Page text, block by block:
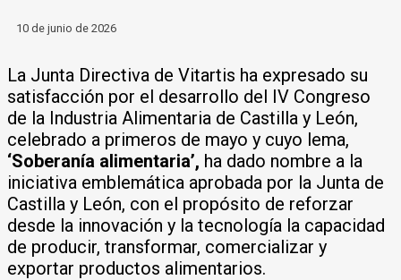
10 de junio de 2026
La Junta Directiva de Vitartis ha expresado su
satisfacción por el desarrollo del IV Congreso
de la Industria Alimentaria de Castilla y León,
celebrado a primeros de mayo y cuyo lema,
‘Soberanía alimentaria’, ha dado nombre a la
iniciativa emblemática aprobada por la Junta de
Castilla y León, con el propósito de reforzar
desde la innovación y la tecnología la capacidad
de producir, transformar, comercializar y
exportar productos alimentarios.